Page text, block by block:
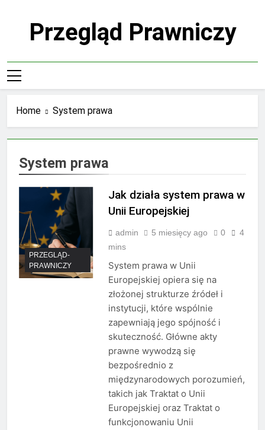
Przegląd Prawniczy
Home System prawa
System prawa
PRZEGLĄD-
PRAWNICZY
Jak działa system prawa w
Unii Europejskiej
admin 5 miesięcy ago 0
4
mins
System prawa w Unii
Europejskiej opiera się na
złożonej strukturze źródeł i
instytucji, które wspólnie
zapewniają jego spójność i
skuteczność. Główne akty
prawne wywodzą się
bezpośrednio z
międzynarodowych porozumień,
takich jak Traktat o Unii
Europejskiej oraz Traktat o
funkcjonowaniu Unii